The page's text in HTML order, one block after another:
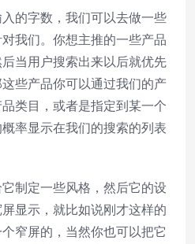
的字数，我们可以去做一些
我们。你想主推的一些产品
当用户搜索出来以后就优先
些产品你可以通过我们的产
类目，或者是指定到某一个
率显示在我们的搜索的列表
制定一些风格，然后它的设
显示，就比如说刚才这样的
窄屏的，当然你也可以把它